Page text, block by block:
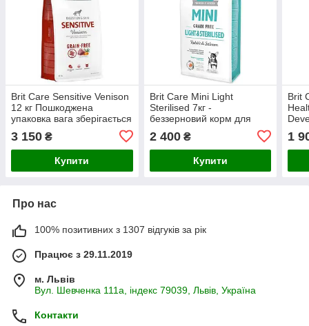
Brit Care Sensitive Venison
12 кг Пошкоджена
упаковка вага зберігається
3 150 ₴
Купити
Brit Care Mini Light
Sterilised 7кг -
беззерновий корм для
маленьких стерилізованих
собак з кроликом і
лососем
2 400₴
Купити
Brit
1
Про нас
100% позитивних з 1307 відгуків за рік
Працює з 29.11.2019
м. Львів
Вул. Шевченка 111а, індекс 79039, Львів, Україна
Контакти